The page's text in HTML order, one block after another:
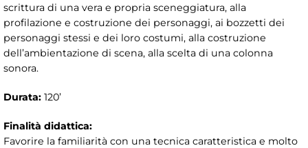
scrittura di una vera e propria sceneggiatura, alla
profilazione e costruzione dei personaggi, ai bozzetti dei
personaggi stessi e dei loro costumi, alla costruzione
dell’ambientazione di scena, alla scelta di una colonna
sonora.
Durata: 120’
Finalità didattica:
Favorire la familiarità con una tecnica caratteristica e molto